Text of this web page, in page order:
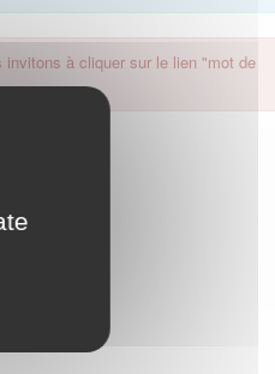
à cliquer sur le lien "mot de